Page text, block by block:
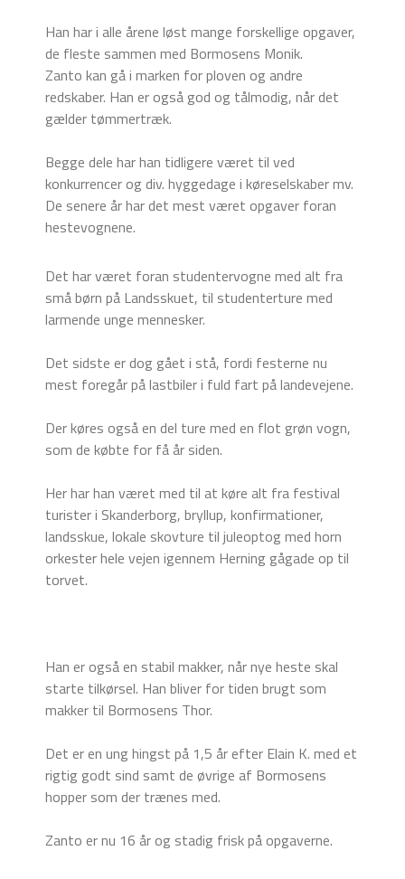
Han har i alle årene løst mange forskellige opgaver,
de fleste sammen med Bormosens Monik.
Zanto kan gå i marken for ploven og andre
redskaber. Han er også god og tålmodig, når det
gælder tømmertræk.
Begge dele har han tidligere været til ved
konkurrencer og div. hyggedage i køreselskaber mv.
De senere år har det mest været opgaver foran
hestevognene.
Det har været foran studentervogne med alt fra
små børn på Landsskuet, til studenterture med
larmende unge mennesker.
Det sidste er dog gået i stå, fordi festerne nu
mest foregår på lastbiler i fuld fart på landevejene.
Der køres også en del ture med en flot grøn vogn,
som de købte for få år siden.
Her har han været med til at køre alt fra festival
turister i Skanderborg, bryllup, konfirmationer,
landsskue, lokale skovture til juleoptog med horn
orkester hele vejen igennem Herning gågade op til
torvet.
Han er også en stabil makker, når nye heste skal
starte tilkørsel. Han bliver for tiden brugt som
makker til Bormosens Thor.
Det er en ung hingst på 1,5 år efter Elain K. med et
rigtig godt sind samt de øvrige af Bormosens
hopper som der trænes med.
Zanto er nu 16 år og stadig frisk på opgaverne.